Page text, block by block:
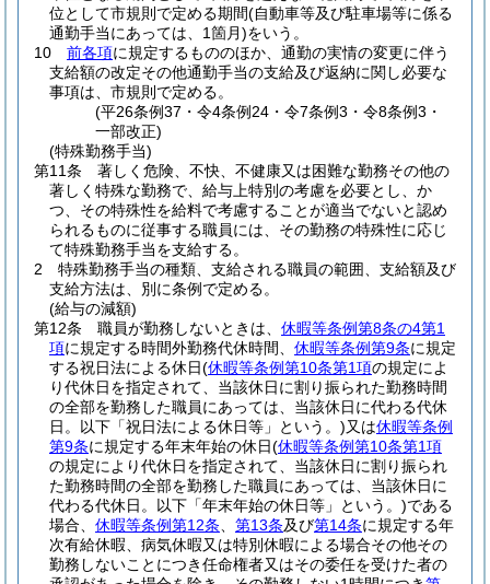
位として市規則で定める期間(自動車等及び駐車場等に係る
通勤手当にあっては、1箇月)をいう。
10
前各項に規定するもののほか、通勤の実情の変更に伴う
支給額の改定その他通勤手当の支給及び返納に関し必要な
事項は、市規則で定める。
(平26条例37・令4条例24・令7条例3・令8条例3・
一部改正)
(特殊勤務手当)
第11条
著しく危険、不快、不健康又は困難な勤務その他の
著しく特殊な勤務で、給与上特別の考慮を必要とし、か
つ、その特殊性を給料で考慮することが適当でないと認め
られるものに従事する職員には、その勤務の特殊性に応じ
て特殊勤務手当を支給する。
2
特殊勤務手当の種類、支給される職員の範囲、支給額及び
支給方法は、別に条例で定める。
(給与の減額)
第12条
職員が勤務しないときは、 休暇等条例第8条の4第1
項に規定する時間外勤務代休時間、 休暇等条例第9条に規定
する祝日法による休日(休暇等条例第10条第1項の規定によ
り代休日を指定されて、当該休日に割り振られた勤務時間
の全部を勤務した職員にあっては、当該休日に代わる代休
日。以下「祝日法による休日等」という。)又は休暇等条例
第9条に規定する年末年始の休日(休暇等条例第10条第1項
の規定により代休日を指定されて、当該休日に割り振られ
た勤務時間の全部を勤務した職員にあっては、当該休日に
代わる代休日。以下「年末年始の休日等」という。)である
場合、 休暇等条例第12条 第13条及び第14条に規定する年
次有給休暇、病気休暇又は特別休暇による場合その他その
勤務しないことにつき任命権者又はその委任を受けた者の